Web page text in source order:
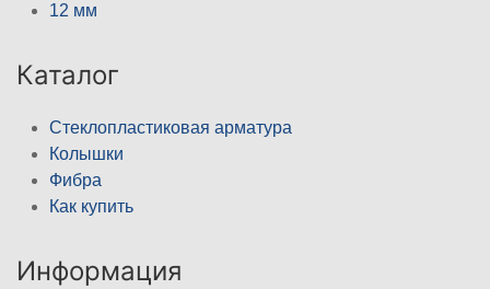
12 мм
Каталог
Стеклопластиковая арматура
Колышки
Фибра
Как купить
Информация